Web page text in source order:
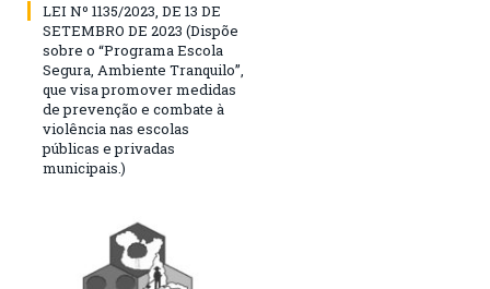
LEI Nº 1135/2023, DE 13 DE
SETEMBRO DE 2023 (Dispõe
sobre o “Programa Escola
Segura, Ambiente Tranquilo”,
que visa promover medidas
de prevenção e combate à
violência nas escolas
públicas e privadas
municipais.)